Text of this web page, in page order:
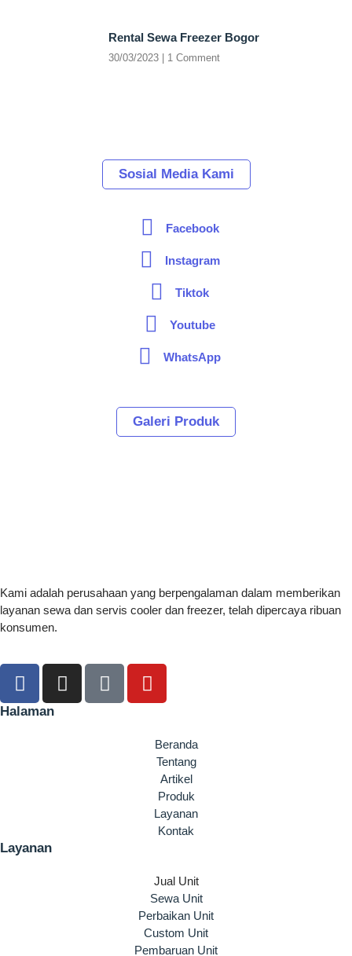
Rental Sewa Freezer Bogor
30/03/2023 1 Comment
Sosial Media Kami
Facebook
Instagram
Tiktok
Youtube
WhatsApp
Galeri Produk
Kami adalah perusahaan yang berpengalaman dalam memberikan
layanan sewa dan servis cooler dan freezer, telah dipercaya ribuan
konsumen.
Halaman
Beranda
Tentang
Artikel
Produk
Layanan
Kontak
Layanan
Jual Unit
Sewa Unit
Perbaikan Unit
Custom Unit
Pembaruan Unit